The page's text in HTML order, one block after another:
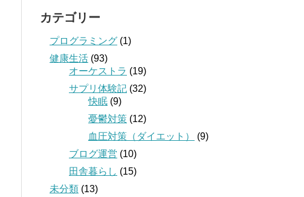
カテゴリー
プログラミング (1)
健康生活 (93)
オーケストラ (19)
サプリ体験記 (32)
快眠 (9)
憂鬱対策 (12)
血圧対策（ダイエット）
(9)
ブログ運営 (10)
田舎暮らし (15)
未分類 (13)